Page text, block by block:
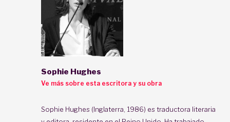
Sophie Hughes
Ve más sobre esta escritora y su obra
Sophie Hughes (Inglaterra, 1986) es traductora literaria